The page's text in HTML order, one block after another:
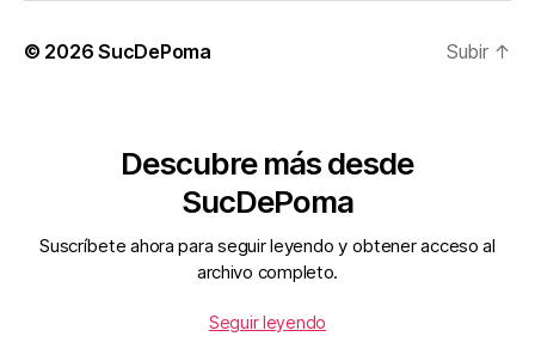
© 2026SucDePoma Subir ↑
Descubre más desde
SucDePoma
Suscríbete ahora para seguir leyendo y obtener acceso al
archivo completo.
Seguir leyendo